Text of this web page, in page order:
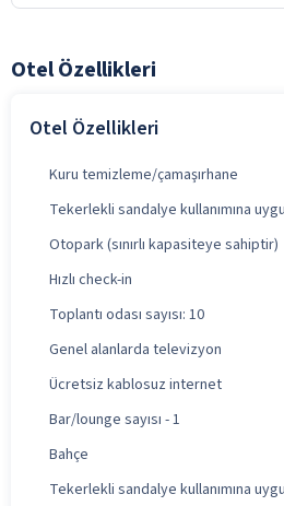
Otel Özellikleri
Otel Özellikleri
Kuru temizleme/çamaşırhane
Tekerlekli sandalye kullanımına
Otopark (sınırlı kapasiteye sahiptir)
Hızlı check-in
Toplantı odası sayısı: 10
Genel alanlarda televizyon
Ücretsiz kablosuz internet
Bar/lounge sayısı - 1
Bahçe
Tekerlekli sandalye kullanımına